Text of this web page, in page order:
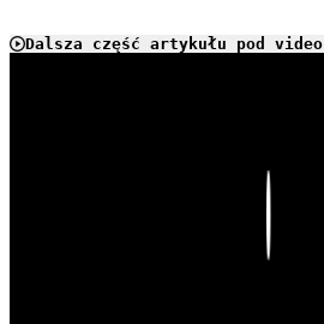
Dalsza część artykułu pod video